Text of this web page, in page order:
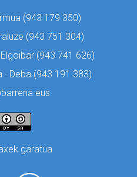
(943 179 350)
(943 751 304)
(943 741 626)
Deba (943 191 383)
garatua